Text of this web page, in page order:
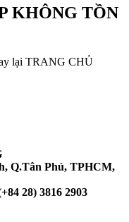
KHÔNG TỒN
lại TRANG CHỦ
Q.Tân Phú, TPHCM,
28) 3816 2903